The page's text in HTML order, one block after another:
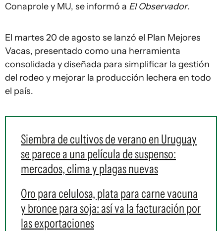
Conaprole y MU, se informó a El Observador.
El martes 20 de agosto se lanzó el Plan Mejores
Vacas, presentado como una herramienta
consolidada y diseñada para simplificar la gestión
del rodeo y mejorar la producción lechera en todo
el país.
Siembra de cultivos de verano en Uruguay
se parece a una película de suspenso:
mercados, clima y plagas nuevas
Oro para celulosa, plata para carne vacuna
y bronce para soja: así va la facturación por
las exportaciones